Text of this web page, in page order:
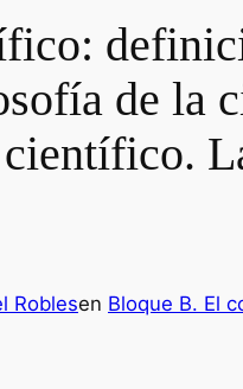
de la
Roblesen Bloque B. El